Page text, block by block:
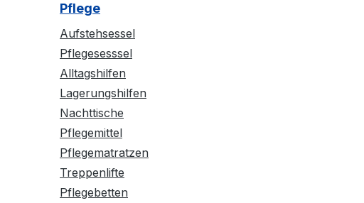
Pflege
Aufstehsessel
Pflegesesssel
Alltagshilfen
Lagerungshilfen
Nachttische
Pflegemittel
Pflegematratzen
Treppenlifte
Pflegebetten